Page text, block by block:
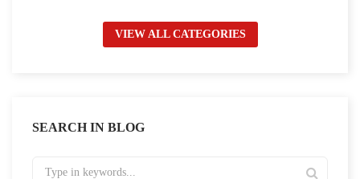
VIEW ALL CATEGORIES
SEARCH IN BLOG